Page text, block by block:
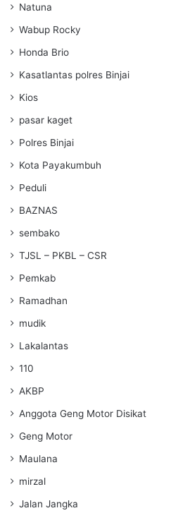
Natuna
Wabup Rocky
Honda Brio
Kasatlantas polres Binjai
Kios
pasar kaget
Polres Binjai
Kota Payakumbuh
Peduli
BAZNAS
sembako
TJSL – PKBL – CSR
Pemkab
Ramadhan
mudik
Lakalantas
110
AKBP
Anggota Geng Motor Disikat
Geng Motor
Maulana
mirzal
Jalan Jangka